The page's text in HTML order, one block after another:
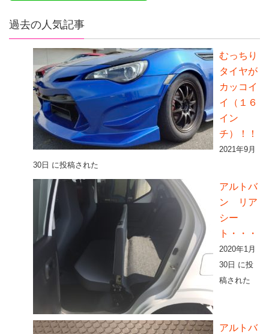
過去の人気記事
むっちり
タイヤが
カッコイ
イ（１６
イン
チ）！！
2021年9月
30日 に投稿された
アルトバ
ン リア
シー
ト・・・
2020年1月
30日 に投
稿された
アルトバ